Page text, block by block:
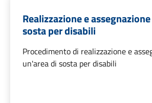
Realizzazione e
sosta per disabili
Procedimento di realizzazione e
un'area di sosta per disabili